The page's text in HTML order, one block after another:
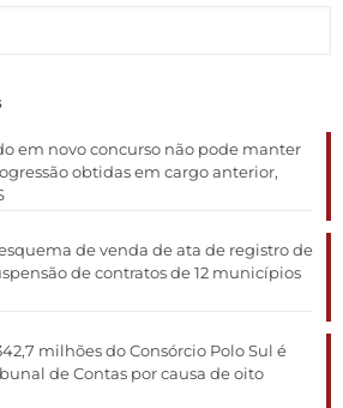
em novo concurso não pode manter
obtidas em cargo anterior,
de venda de ata de registro de
de contratos de 12 municípios
milhões do Consórcio Polo Sul é
de Contas por causa de oito